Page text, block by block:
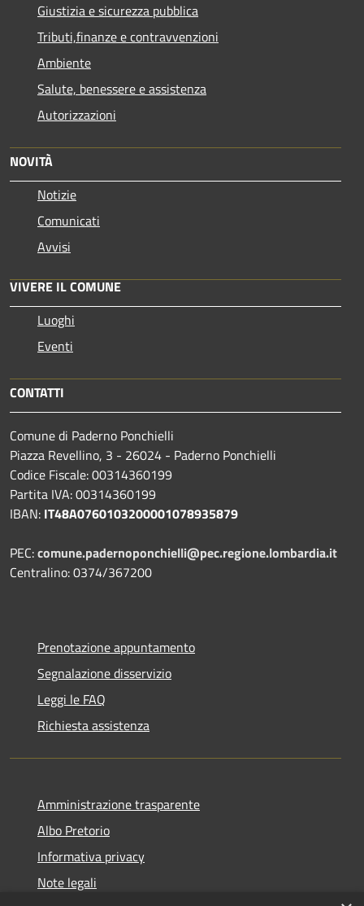
Giustizia e sicurezza pubblica
Tributi,finanze e contravvenzioni
Ambiente
Salute, benessere e assistenza
Autorizzazioni
NOVITÀ
Notizie
Comunicati
Avvisi
VIVERE IL COMUNE
Luoghi
Eventi
CONTATTI
Comune di Paderno Ponchielli
Piazza Revellino, 3 - 26024 - Paderno Ponchielli
Codice Fiscale: 00314360199
Partita IVA: 00314360199
IBAN: IT48A0760103200001078935879
PEC:comune.padernoponchielli@pec.regione.lombardia.it
Centralino: 0374/367200
Prenotazione appuntamento
Segnalazione disservizio
Leggi le FAQ
Richiesta assistenza
Amministrazione trasparente
Albo Pretorio
Informativa privacy
Note legali